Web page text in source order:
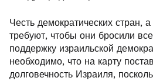
Честь демократических стран,
требуют, чтобы они бросили
поддержку израильской
необходимо, что на карту
долговечность Израиля,